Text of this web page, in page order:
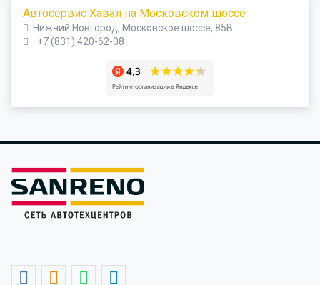
Автосервис Хавал на Московском шоссе
Нижний Новгород, Московское шоссе, 85В
+7 (831) 420-62-08